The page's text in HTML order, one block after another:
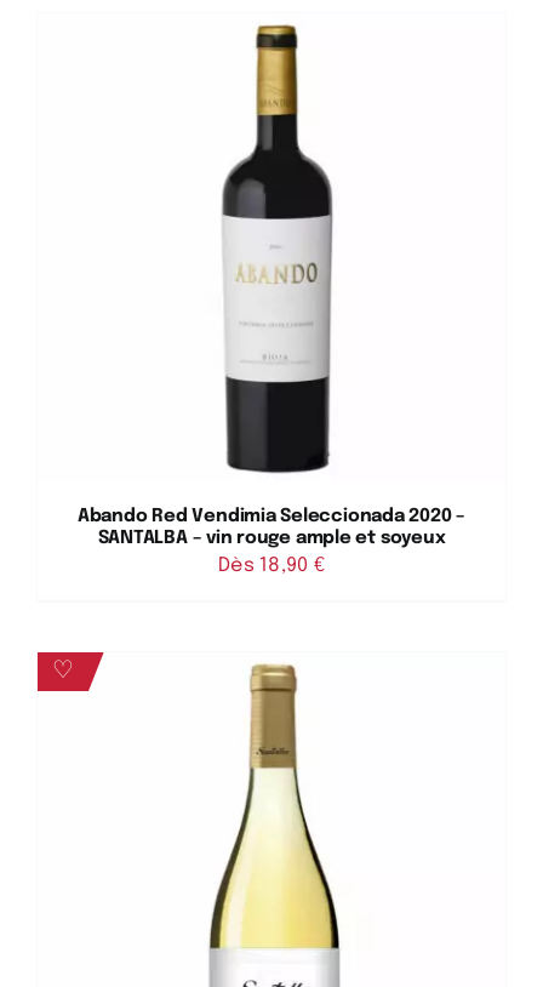
Abando Red Vendimia Seleccionada 2020 –
SANTALBA – vin rouge ample et soyeux
Dès 18,90 €
♡